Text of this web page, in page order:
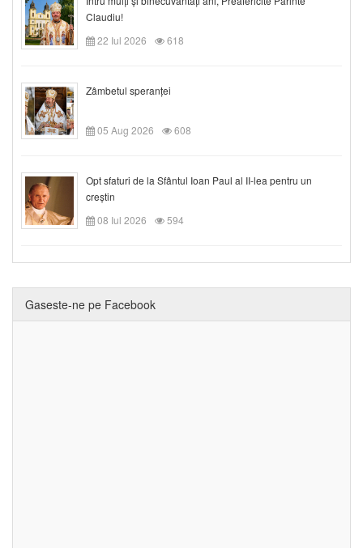
Claudiu!
22 Iul 2026
618
Zâmbetul speranței
05 Aug 2026 608
Opt sfaturi de la Sfântul Ioan Paul al II-lea pentru un
creștin
08 Iul 2026
594
Gaseste-ne pe Facebook